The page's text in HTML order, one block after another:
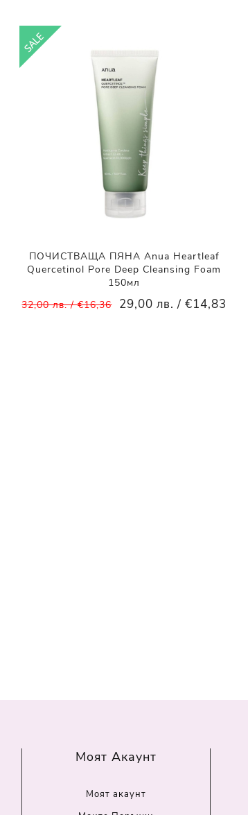
ПОЧИСТВАЩА ПЯНА Anua Heartleaf
Quercetinol Pore Deep Cleansing Foam
150мл
32,00 лв. / €16,36
29,00 лв. / €14,83
Моят Акаунт
Моят акаунт